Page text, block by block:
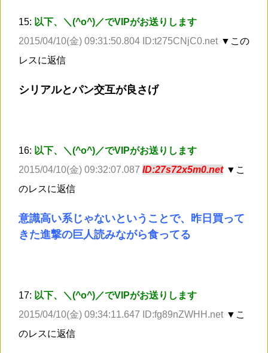
15: 以下、＼(^o^)／でVIPがお送りします
2015/04/10(金) 09:31:50.804 ID:t275CNjC0.net ▼この
レスに返信
シリアルとパン交互が良さげ
16: 以下、＼(^o^)／でVIPがお送りします
2015/04/10(金) 09:32:07.087 ID:27s72x5m0.net ▼こ
のレスに返信
意識高い系じゃないということで、昨日買って
きた進撃の巨人読みながら食ってる
17: 以下、＼(^o^)／でVIPがお送りします
2015/04/10(金) 09:34:11.647 ID:fg89nZWHH.net ▼こ
のレスに返信